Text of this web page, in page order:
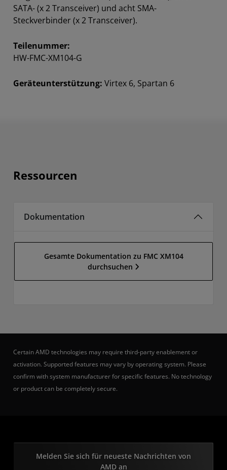
SATA- (x 2 Transceiver) und acht SMA-
Steckverbinder (x 2 Transceiver).
Teilenummer:
HW-FMC-XM104-G
Geräteunterstützung: Virtex 6, Spartan 6
Ressourcen
Dokumentation
Gesamte Dokumentation zu FMC XM104
durchsuchen
Certain AMD technologies may require third-party enablement or
activation. Supported features may vary by operating system. Please
confirm with system manufacturer for specific features. No technology
or product can be completely secure.
Melden Sie sich für neueste Nachrichten von
AMD an